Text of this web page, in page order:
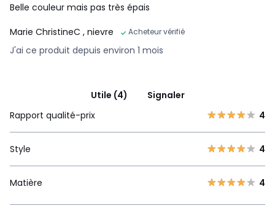
Belle couleur mais pas très épais
Marie ChristineC , nievre Acheteur vérifié
J'ai ce produit depuis environ 1 mois
Utile (4)
Signaler
Rapport qualité-prix
4
Style 4
Matière 4